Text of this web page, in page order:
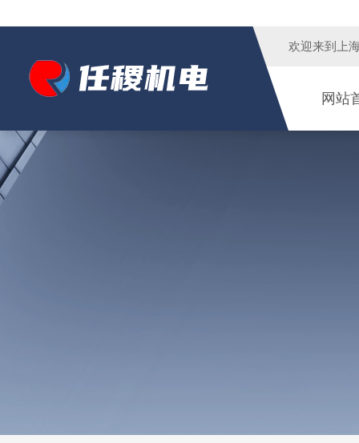
欢迎来到 上
网站